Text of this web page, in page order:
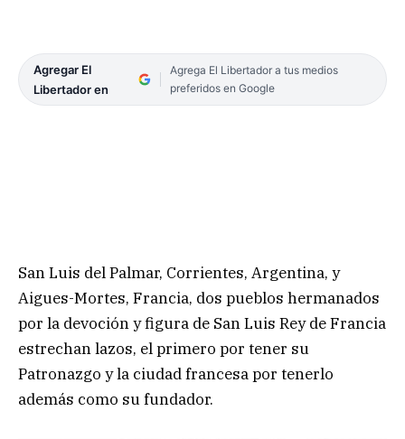
Agregar El
Libertador en
Agrega El Libertador a tus medios
preferidos en Google
San Luis del Palmar, Corrientes, Argentina, y
Aigues-Mortes, Francia, dos pueblos hermanados
por la devoción y figura de San Luis Rey de Francia
estrechan lazos, el primero por tener su
Patronazgo y la ciudad francesa por tenerlo
además como su fundador.